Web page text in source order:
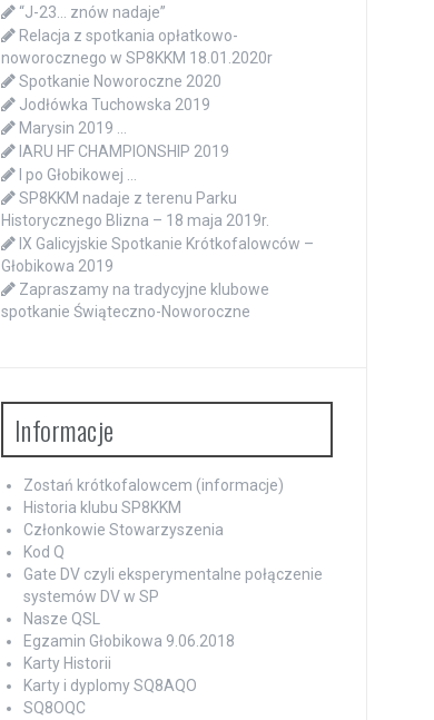
“J-23… znów nadaje”
Relacja z spotkania opłatkowo-
noworocznego w SP8KKM 18.01.2020r
Spotkanie Noworoczne 2020
Jodłówka Tuchowska 2019
Marysin 2019 …
IARU HF CHAMPIONSHIP 2019
I po Głobikowej …
SP8KKM nadaje z terenu Parku
Historycznego Blizna – 18 maja 2019r.
IX Galicyjskie Spotkanie Krótkofalowców –
Głobikowa 2019
Zapraszamy na tradycyjne klubowe
spotkanie Świąteczno-Noworoczne
Informacje
Zostań krótkofalowcem (informacje)
Historia klubu SP8KKM
Członkowie Stowarzyszenia
Kod Q
Gate DV czyli eksperymentalne połączenie
systemów DV w SP
Nasze QSL
Egzamin Głobikowa 9.06.2018
Karty Historii
Karty i dyplomy SQ8AQO
SQ8OQC